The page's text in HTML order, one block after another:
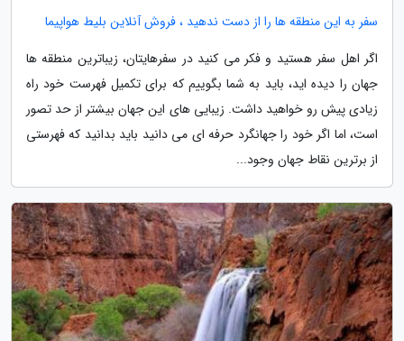
سفر به این منطقه ها را از دست ندهید ، فروش آنلاین بلیط هواپیما
اگر اهل سفر هستید و فکر می کنید در سفرهایتان، زیباترین منطقه ها
جهان را دیده اید، باید به شما بگوییم که برای تکمیل فهرست خود راه
زیادی پیش رو خواهید داشت. زیبایی های این جهان بیشتر از حد تصور
است، اما اگر خود را جهانگرد حرفه ای می دانید باید بدانید که فهرستی
از برترین نقاط جهان وجود...